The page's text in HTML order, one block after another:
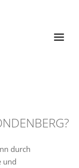
durch
und